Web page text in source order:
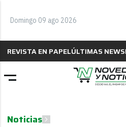
Domingo 09 ago 2026
REVISTA EN PAPELÚLTIMAS
Noticias